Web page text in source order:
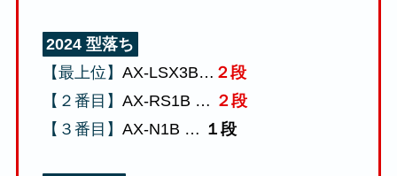
2024 型落ち
【最上位】 AX-LSX3B… ２段
【２番目】 AX-RS1B … ２段
【３番目】 AX-N1B … １段